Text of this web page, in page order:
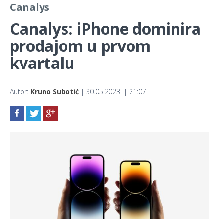
Canalys
Canalys: iPhone dominira
prodajom u prvom
kvartalu
Autor: Kruno Subotić | 30.05.2023. | 21:07